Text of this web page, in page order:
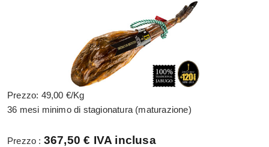
Prezzo: 49,00 €/Kg
36 mesi minimo di stagionatura (maturazione)
Prezzo : 367,50 € IVA inclusa